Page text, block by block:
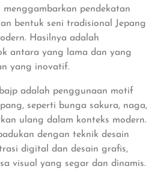
menggambarkan pendekatan
bentuk seni tradisional Jepang
Hasilnya adalah
antara yang lama dan yang
yang inovatif.
adalah penggunaan motif
seperti bunga sakura, naga,
ulang dalam konteks modern.
dengan teknik desain
digital dan desain grafis,
visual yang segar dan dinamis.